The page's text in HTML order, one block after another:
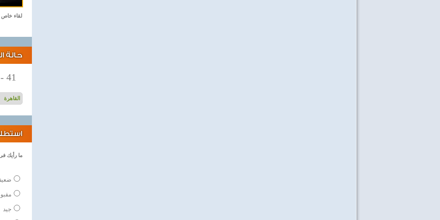
لقاء خاص
حالة
41
ما رأيك
جيد